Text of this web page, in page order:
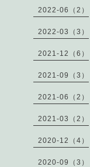
2022-06（2）
2022-03（3）
2021-12（6）
2021-09（3）
2021-06（2）
2021-03（2）
2020-12（4）
2020-09（3）